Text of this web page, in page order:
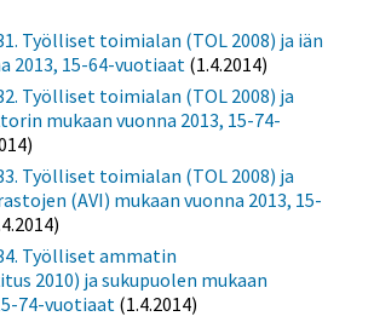
Työlliset toimialan (TOL 2008) ja iän
2013, 15-64-vuotiaat (1.4.2014)
Työlliset toimialan (TOL 2008) ja
mukaan vuonna 2013, 15-74-
Työlliset toimialan (TOL 2008) ja
(AVI) mukaan vuonna 2013, 15-
Työlliset ammatin
2010) ja sukupuolen mukaan
74-vuotiaat (1.4.2014)